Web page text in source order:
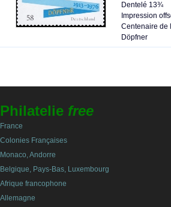
Dentelé 13¾
Impression
Centenaire de
Döpfner
Philatelie free
France
Colonies Françaises
Monaco, Andorre
Belgique, Pays-Bas, Luxembourg
Afrique francophone
Allemagne